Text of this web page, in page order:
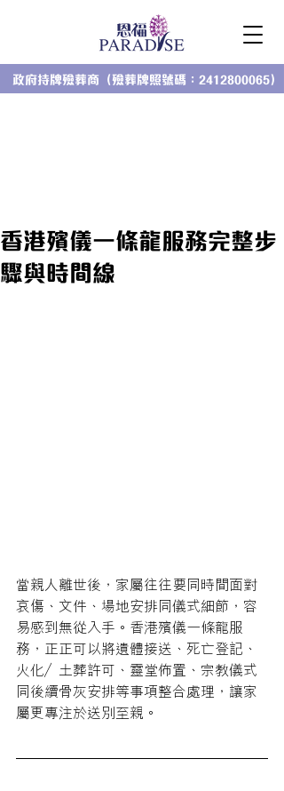
政府持牌殮葬商（殮葬牌照號碼：2412800065）
香港殯儀一條龍服務完整步
驟與時間線
當親人離世後，家屬往往要同時間面對
哀傷、文件、場地安排同儀式細節，容
易感到無從入手。香港殯儀一條龍服
務，正正可以將遺體接送、死亡登記、
火化／土葬許可、靈堂佈置、宗教儀式
同後續骨灰安排等事項整合處理，讓家
屬更專注於送別至親。